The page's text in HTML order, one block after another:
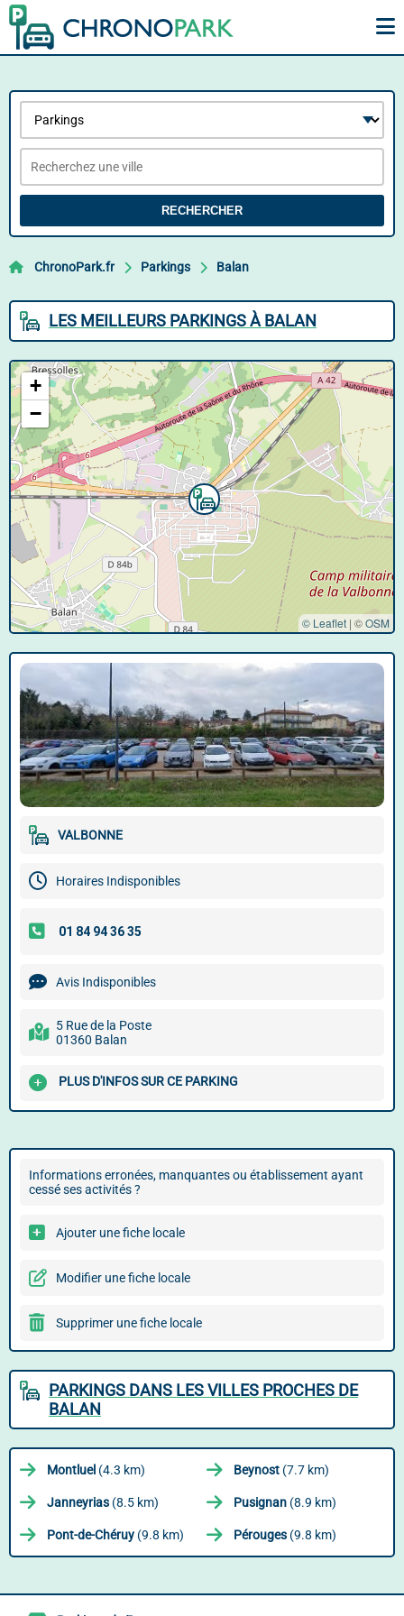
RECHERCHER
ChronoPark.fr Parkings Balan
LES MEILLEURS PARKINGS À BALAN
+
−
© Leaflet | ©OSM
VALBONNE
Horaires Indisponibles
Avis Indisponibles
5 Rue de la Poste
01360 Balan
PLUS D'INFOS SUR CE PARKING
Informations erronées, manquantes ou établissement ayant
cessé ses activités ?
Ajouter une fiche locale
Modifier une fiche locale
Supprimer une fiche locale
PARKINGS DANS LES VILLES PROCHES DE
BALAN
Montluel (4.3 km) Beynost (7.7 km)
Janneyrias (8.5 km) Pusignan (8.9 km)
Pont-de-Chéruy (9.8 km) Pérouges (9.8 km)